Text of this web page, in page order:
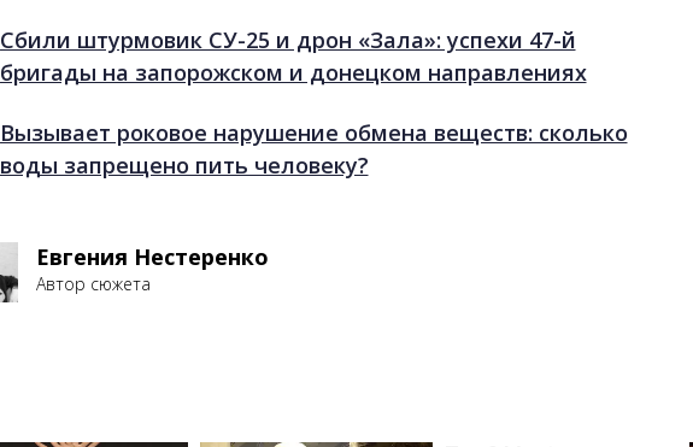
Сбили штурмовик СУ-25 и дрон «Зала»: успехи 47-й
бригады на запорожском и донецком направлениях
Вызывает роковое нарушение обмена веществ: сколько
воды запрещено пить человеку?
Евгения Нестеренко
Автор сюжета